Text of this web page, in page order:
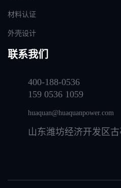
材料认证
外壳设计
联系我们
400-188-0536
159 0536 1059
huaquan@huaquanpower.com
山东潍坊经济开发区古